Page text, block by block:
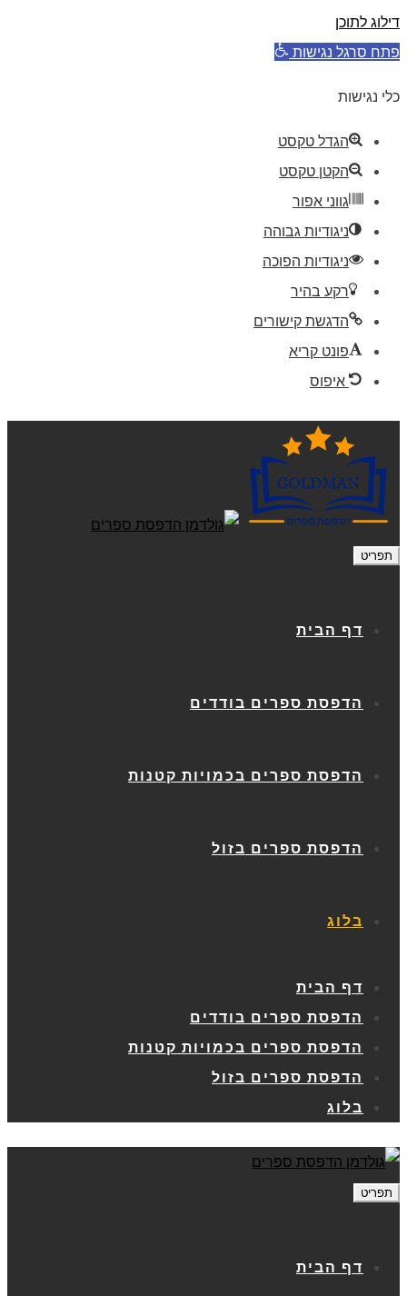
דילוג לתוכן
פתח סרגל נגישות
כלי נגישות
הגדל טקסט
הקטן טקסט
גווני אפור
ניגודיות גבוהה
ניגודיות הפוכה
רקע בהיר
הדגשת קישורים
פונט קריא
איפוס
תפריט
דף הבית
הדפסת ספרים בודדים
הדפסת ספרים בכמויות קטנות
הדפסת ספרים בזול
בלוג
דף הבית
הדפסת ספרים בודדים
הדפסת ספרים בכמויות קטנות
הדפסת ספרים בזול
בלוג
תפריט
דף הבית